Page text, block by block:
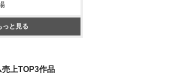
っと見る
上TOP3作品